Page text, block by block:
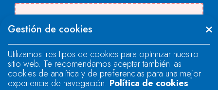
"text".
Se produjo un error al cargar el campo
"text".
Gestión de cookies
Utilizamos tres tipos de cookies para optimizar nuestro
sitio web. Te recomendamos aceptar también las
cookies de analítica y de preferencias para una mejor
experiencia de navegación. Política de cookies